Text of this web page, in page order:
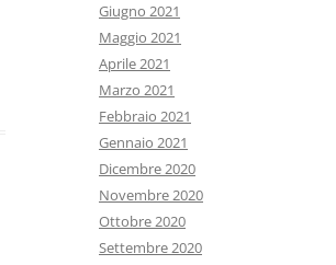
Giugno 2021
Maggio 2021
Aprile 2021
Marzo 2021
Febbraio 2021
Gennaio 2021
Dicembre 2020
Novembre 2020
Ottobre 2020
Settembre 2020